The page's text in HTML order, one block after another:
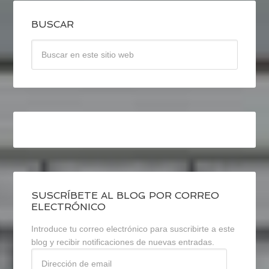
BUSCAR
SUSCRÍBETE AL BLOG POR CORREO
ELECTRÓNICO
Introduce tu correo electrónico para suscribirte a este
blog y recibir notificaciones de nuevas entradas.